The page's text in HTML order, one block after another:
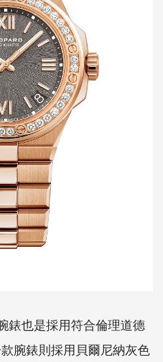
錶也是採用符合倫理道德
腕錶則採用貝爾尼納灰色